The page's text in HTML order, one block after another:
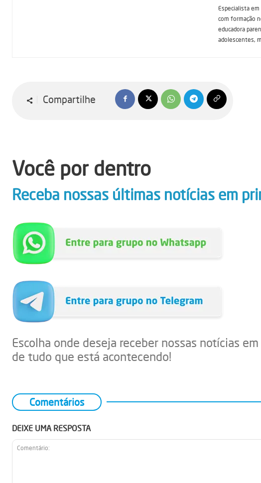
Especialista
com formação
educadora
adolescentes,
Compartilhe
Você por dentro
Receba nossas últimas notícias em
Escolha onde deseja receber nossas notícias
de tudo que está acontecendo!
Comentários
DEIXE UMA RESPOSTA